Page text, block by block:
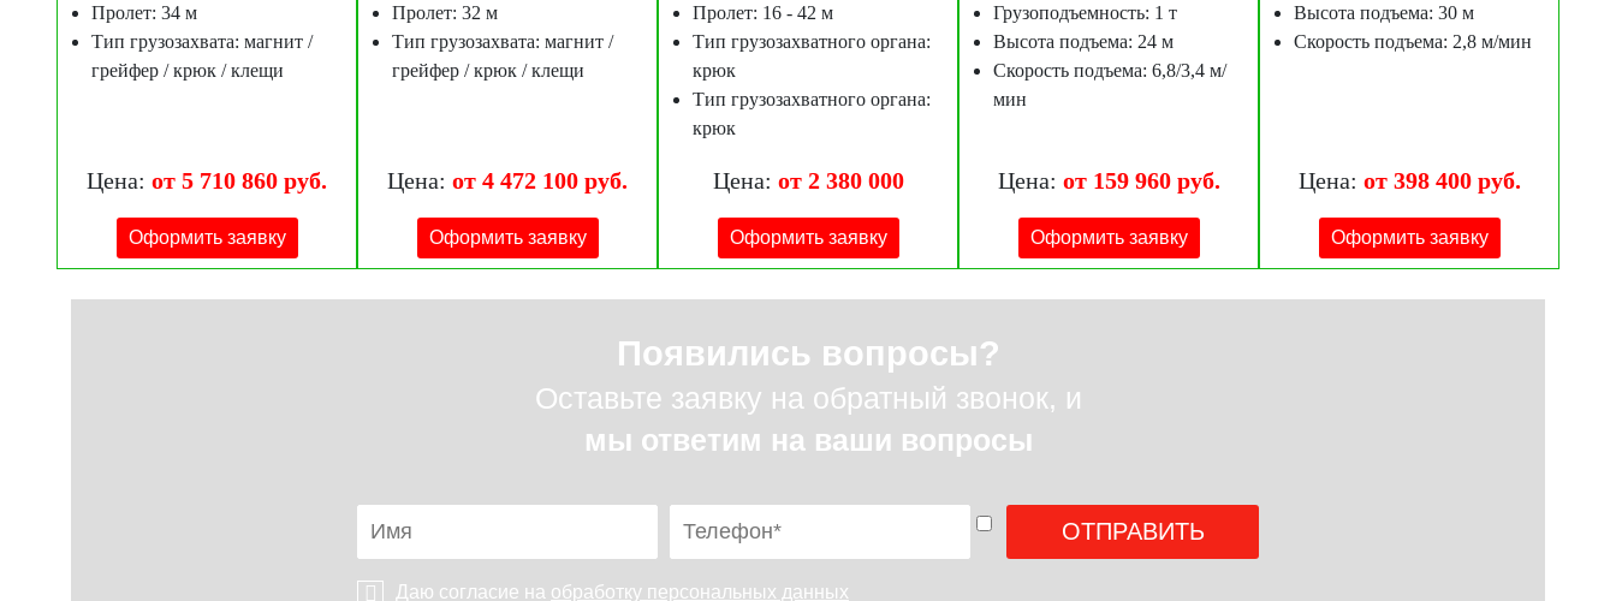
Пролет: 34 м
Тип грузозахвата: магнит /
грейфер / крюк / клещи
Цена: от 5 710 860 руб.
Оформить заявку
Пролет: 32 м
Тип грузозахвата: магнит /
грейфер / крюк / клещи
Цена: от 4 472 100 руб.
Оформить заявку
Пролет: 16 - 42 м
Тип грузозахватного органа:
крюк
Тип грузозахватного органа:
крюк
Цена: от 2 380 000
Оформить заявку
Грузоподъемность: 1 т
Высота подъема: 24 м
Скорость подъема: 6,8/3,4 м/
мин
Цена: от 159 960 руб.
Оформить заявку
Высота подъема: 30 м
Скорость подъема: 2,8 м/мин
Цена: от 398 400 руб.
Оформить заявку
Появились вопросы?
Оставьте заявку на обратный звонок, и
мы ответим на ваши вопросы
Даю согласие на обработку персональных данных